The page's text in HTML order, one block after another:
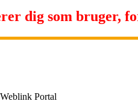
dig som bruger,
Portal